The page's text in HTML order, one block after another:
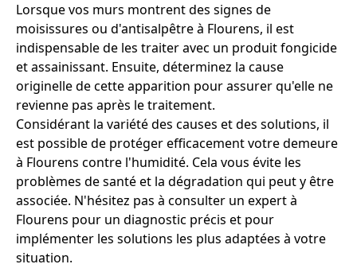
Lorsque vos murs montrent des signes de
moisissures ou d'antisalpêtre à Flourens, il est
indispensable de les traiter avec un produit fongicide
et assainissant. Ensuite, déterminez la cause
originelle de cette apparition pour assurer qu'elle ne
revienne pas après le traitement.
Considérant la variété des causes et des solutions, il
est possible de protéger efficacement votre demeure
à Flourens contre l'humidité. Cela vous évite les
problèmes de santé et la dégradation qui peut y être
associée. N'hésitez pas à consulter un expert à
Flourens pour un diagnostic précis et pour
implémenter les solutions les plus adaptées à votre
situation.